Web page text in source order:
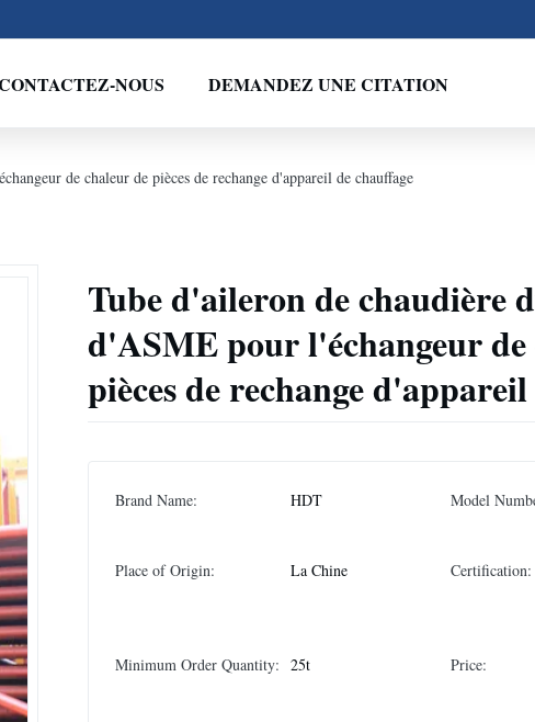
NOUS DEMANDEZ UNE CITATION
de chaleur de pièces de rechange d'appareil de chauffage
Tube d'aileron de chaudière
d'ASME pour l'échangeur
pièces de rechange
Brand Name: HDT Model
Place of Origin: La Chine Certification:
Minimum Order Quantity: 25t Price: